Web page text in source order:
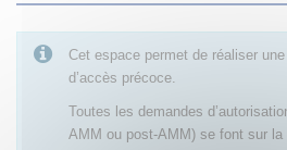
Cet espace permet de réaliser
d’accès précoce.
Toutes les demandes
AMM ou post-AMM) se font sur la